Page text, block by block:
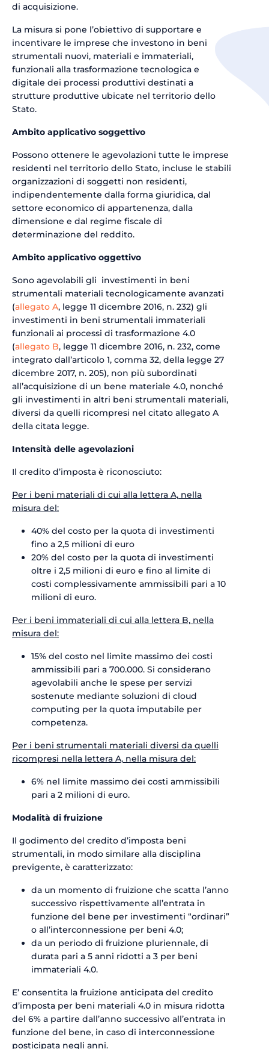
di acquisizione.
La misura si pone l’obiettivo di supportare e
incentivare le imprese che investono in beni
strumentali nuovi, materiali e immateriali,
funzionali alla trasformazione tecnologica e
digitale dei processi produttivi destinati a
strutture produttive ubicate nel territorio dello
Stato.
Ambito applicativo soggettivo
Possono ottenere le agevolazioni tutte le imprese
residenti nel territorio dello Stato, incluse le stabili
organizzazioni di soggetti non residenti,
indipendentemente dalla forma giuridica, dal
settore economico di appartenenza, dalla
dimensione e dal regime fiscale di
determinazione del reddito.
Ambito applicativo oggettivo
Sono agevolabili gli investimenti in beni
strumentali materiali tecnologicamente avanzati
(allegato A, legge 11 dicembre 2016, n. 232) gli
investimenti in beni strumentali immateriali
funzionali ai processi di trasformazione 4.0
(allegato B, legge 11 dicembre 2016, n. 232, come
integrato dall’articolo 1, comma 32, della legge 27
dicembre 2017, n. 205), non più subordinati
all’acquisizione di un bene materiale 4.0, nonché
gli investimenti in altri beni strumentali materiali,
diversi da quelli ricompresi nel citato allegato A
della citata legge.
Intensità delle agevolazioni
Il credito d’imposta è riconosciuto:
Per i beni materiali di cui alla lettera A, nella
misura del:
40% del costo per la quota di investimenti
fino a 2,5 milioni di euro
20% del costo per la quota di investimenti
oltre i 2,5 milioni di euro e fino al limite di
costi complessivamente ammissibili pari a 10
milioni di euro.
Per i beni immateriali di cui alla lettera B, nella
misura del:
15% del costo nel limite massimo dei costi
ammissibili pari a 700.000. Si considerano
agevolabili anche le spese per servizi
sostenute mediante soluzioni di cloud
computing per la quota imputabile per
competenza.
Per i beni strumentali materiali diversi da quelli
ricompresi nella lettera A, nella misura del:
6% nel limite massimo dei costi ammissibili
pari a 2 milioni di euro.
Modalità di fruizione
Il godimento del credito d’imposta beni
strumentali, in modo similare alla disciplina
previgente, è caratterizzato:
da un momento di fruizione che scatta l’anno
successivo rispettivamente all’entrata in
funzione del bene per investimenti “ordinari”
o all’interconnessione per beni 4.0;
da un periodo di fruizione pluriennale, di
durata pari a 5 anni ridotti a 3 per beni
immateriali 4.0.
E’ consentita la fruizione anticipata del credito
d’imposta per beni materiali 4.0 in misura ridotta
del 6% a partire dall’anno successivo all’entrata in
funzione del bene, in caso di interconnessione
posticipata negli anni.